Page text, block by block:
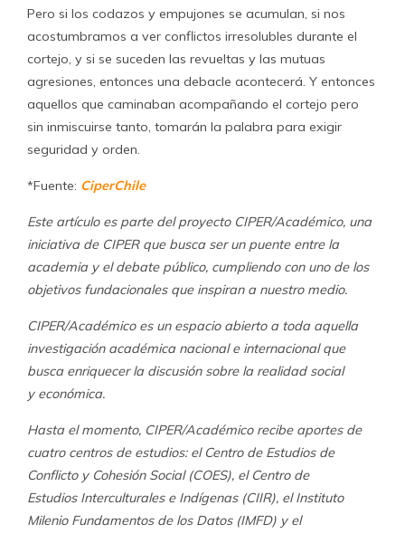
Pero si los codazos y empujones se acumulan, si nos
acostumbramos a ver conflictos irresolubles durante el
cortejo, y si se suceden las revueltas y las mutuas
agresiones, entonces una debacle acontecerá. Y entonces
aquellos que caminaban acompañando el cortejo pero
sin inmiscuirse tanto, tomarán la palabra para exigir
seguridad y orden.
*Fuente: CiperChile
Este artículo es parte del proyecto CIPER/Académico, una
iniciativa de CIPER que busca ser un puente entre la
academia y el debate público, cumpliendo con uno de los
objetivos fundacionales que inspiran a nuestro medio.
CIPER/Académico es un espacio abierto a toda aquella
investigación académica nacional e internacional que
busca enriquecer la discusión sobre la realidad social
y económica.
Hasta el momento, CIPER/Académico recibe aportes de
cuatro centros de estudios: el Centro de Estudios de
Conflicto y Cohesión Social (COES), el Centro de
Estudios Interculturales e Indígenas (CIIR), el Instituto
Milenio Fundamentos de los Datos (IMFD) y el